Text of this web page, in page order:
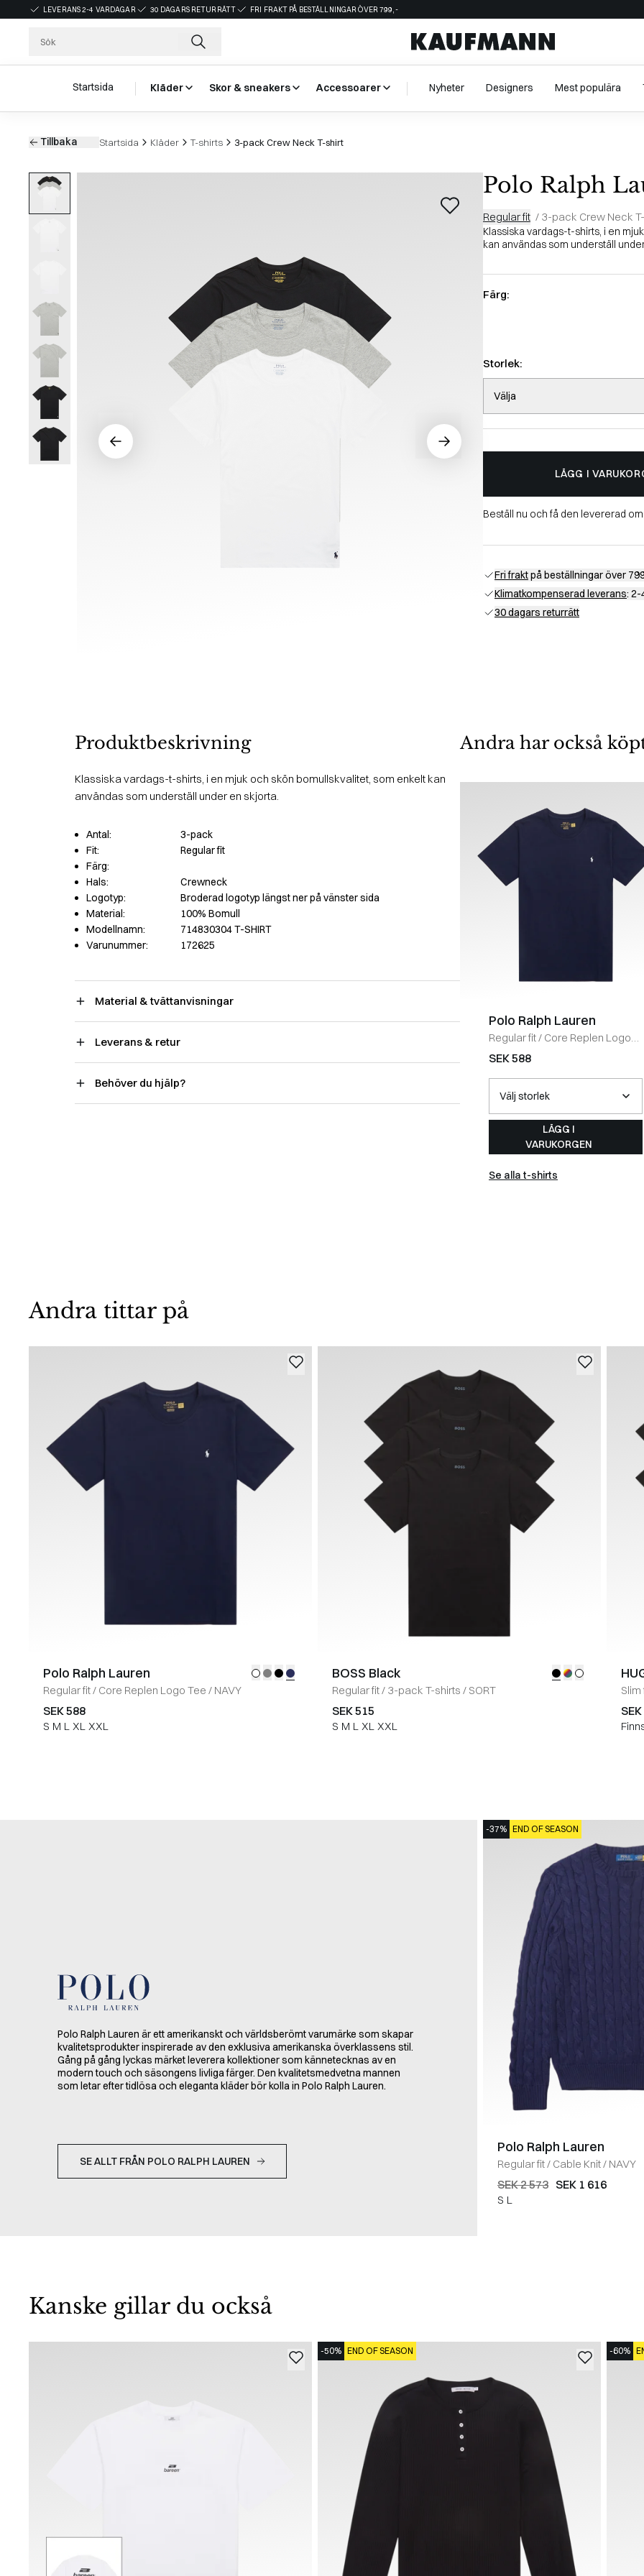
LEVERANS 2-4 VARDAGAR 30 DAGARS RETURRÄTT FRI FRAKT PÅ BESTÄLLNINGAR ÖVER 799,-
Startsida Kläder Skor & sneakers Accessoarer Nyheter Designers Mest populära
Tillbaka Startsida Kläder T-shirts 3-pack Crew Neck T-shirt
Polo Ralph
Regular fit / 3-pack Crew Neck
Klassiska vardags-t-shirts, i en
kan användas som underställ
Färg:
Storlek:
Välja
LÄGG I
Beställ nu och få den levererad om
Fri fraktpå beställningar över
Klimatkompenserad leverans: 2-
30 dagars returrätt
Produktbeskrivning
Klassiska vardags-t-shirts, i en mjuk och skön bomullskvalitet, som enkelt kan
användas som underställ under en skjorta.
Antal:
3-pack
Fit:
Regular fit
Färg:
Hals:
Crewneck
Logotyp:
Broderad logotyp längst ner på vänster sida
Material:
100% Bomull
Modellnamn:
714830304 T-SHIRT
Varunummer:
172625
Material & tvättanvisningar
Leverans & retur
Behöver du hjälp?
Andra har också
Polo Ralph Lauren
Regular fit/ Core Replen Logo
Tee /NAVY
SEK 588
LÄGG I
VARUKORGEN
Se alla t-shirts
Andra tittar på
Polo Ralph Lauren
Regular fit/ Core Replen Logo Tee / NAVY
SEK 588
S M L XL XXL
BOSS Black
Regular fit/ 3-pack T-shirts / SORT
SEK 515
S M L XL XXL
Slim
Polo Ralph Lauren är ett amerikanskt och världsberömt varumärke som skapar
kvalitetsprodukter inspirerade av den exklusiva amerikanska överklassens stil.
Gång på gång lyckas märket leverera kollektioner som kännetecknas av en
modern touch och säsongens livliga färger. Den kvalitetsmedvetna mannen
som letar efter tidlösa och eleganta kläder bör kolla in Polo Ralph Lauren.
SE ALLT FRÅN POLO RALPH LAUREN
-37% END OF SEASON
Polo Ralph Lauren
Regular fit/ Cable Knit/ NAVY
SEK 2 573 SEK 1 616
S L
Kanske gillar du också
-50% END OF SEASON -60%